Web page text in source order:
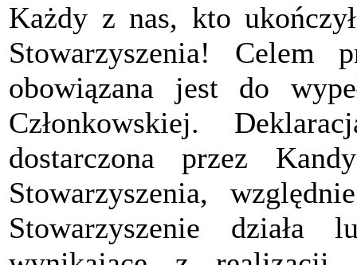
Każdy z nas, kto
Stowarzyszenia! Celem
obowiązana jest do
Członkowskiej.
dostarczona przez
Stowarzyszenia,
Stowarzyszenie działa